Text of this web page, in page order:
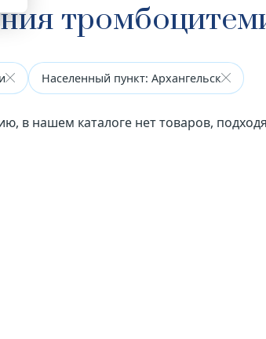
Населенный пункт: Архангельск
в нашем каталоге нет товаров,